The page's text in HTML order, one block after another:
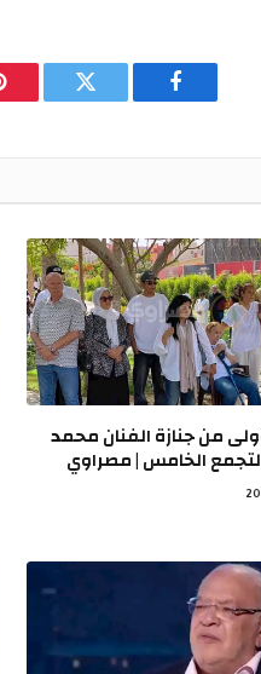
فيسبوك تويتر
من جنازة الفنان محمد
الخامس | مصراوي